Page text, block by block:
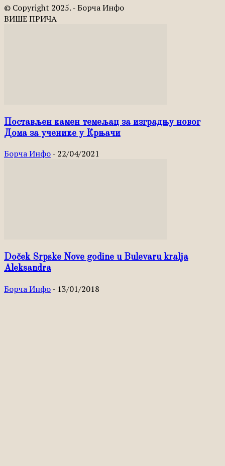
© Copyright 2025. - Борча Инфо
ВИШЕ ПРИЧА
Постављен камен темељац за изградњу новог
Дома за ученике у Крњачи
Борча Инфо- 22/04/2021
Doček Srpske Nove godine u Bulevaru kralja
Aleksandra
Борча Инфо- 13/01/2018